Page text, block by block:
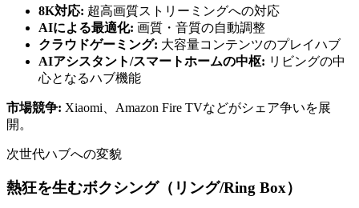
8K対応: 超高画質ストリーミングへの対応
AIによる最適化: 画質・音質の自動調整
クラウドゲーミング: 大容量コンテンツのプレイハブ
AIアシスタント/スマートホームの中枢: リビングの中
心となるハブ機能
市場競争: Xiaomi、Amazon Fire TVなどがシェア争いを展
開。
次世代ハブへの変貌
熱狂を生むボクシング（リング/Ring Box）